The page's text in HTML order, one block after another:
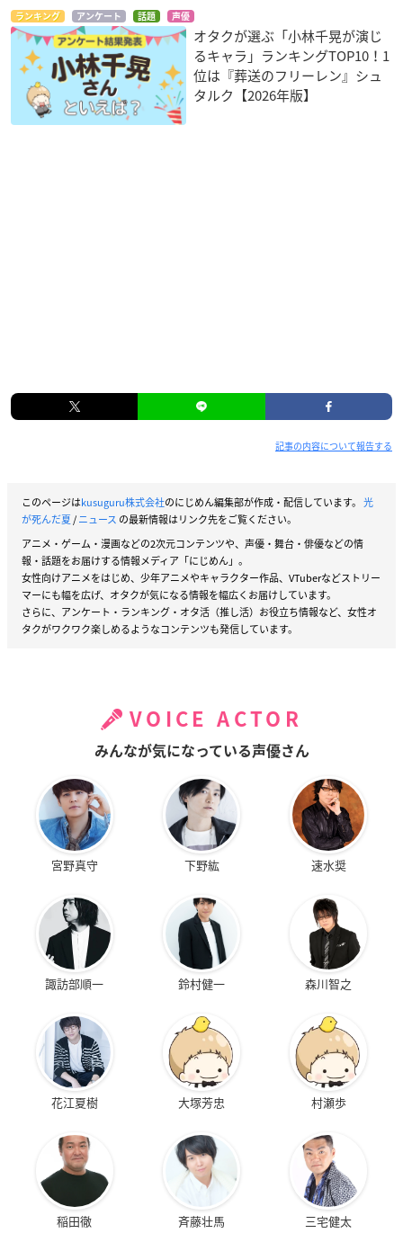
ランキング アンケート 話題 声優
オタクが選ぶ「小林千晃が演じ
るキャラ」ランキングTOP10！1
位は『葬送のフリーレン』シュ
タルク【2026年版】
記事の内容について報告する
このページはkusuguru株式会社のにじめん編集部が作成・配信しています。 光
が死んだ夏/ニュース の最新情報はリンク先をご覧ください。
アニメ・ゲーム・漫画などの2次元コンテンツや、声優・舞台・俳優などの情
報・話題をお届けする情報メディア「にじめん」。
女性向けアニメをはじめ、少年アニメやキャラクター作品、VTuberなどストリー
マーにも幅を広げ、オタクが気になる情報を幅広くお届けしています。
さらに、アンケート・ランキング・オタ活（推し活）お役立ち情報など、女性オ
タクがワクワク楽しめるようなコンテンツも発信しています。
VOICE ACTOR
みんなが気になっている声優さん
宮野真守 下野紘 速水奨
諏訪部順一 鈴村健一 森川智之
花江夏樹 大塚芳忠 村瀬歩
稲田徹 斉藤壮馬 三宅健太